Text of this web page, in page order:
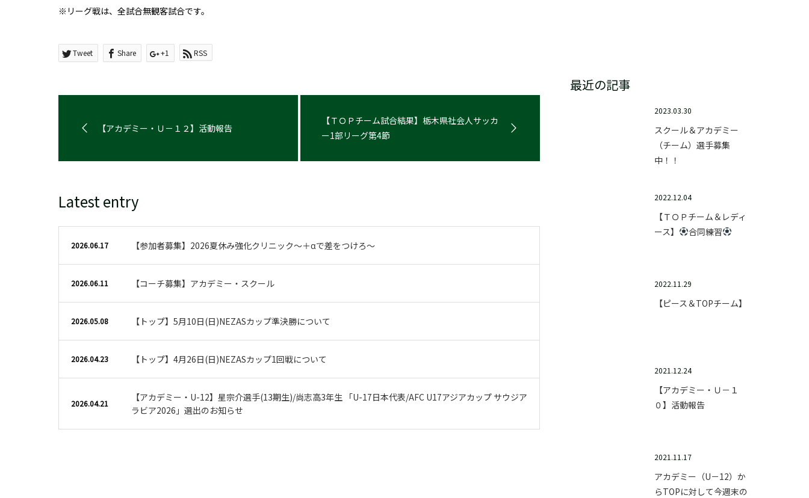
※リーグ戦は、全試合無観客試合です。
Tweet Share +1 RSS
【アカデミー・Ｕ－１２】活動報告
【ＴＯＰチーム試合結果】栃木県社会人サッカ
ー1部リーグ第4節
Latest entry
2026.06.17 【参加者募集】2026夏休み強化クリニック〜＋αで差をつけろ〜
2026.06.11 【コーチ募集】アカデミー・スクール
2026.05.08 【トップ】5月10日(日)NEZASカップ準決勝について
2026.04.23 【トップ】4月26日(日)NEZASカップ1回戦について
2026.04.21
【アカデミー・U-12】星宗介選手(13期生)/尚志高3年生 「U-17日本代表/AFC U17アジアカップ サウジア
ラビア2026」選出のお知らせ
最近の記事
2023.03.30
スクール＆アカデミー
（チーム）選手募集
中！！
2022.12.04
【ＴＯＰチーム＆レディ
ース】
合同練習
2022.11.29
【ピース＆TOPチーム】
2021.12.24
【アカデミー・Ｕ－１
０】活動報告
2021.11.17
アカデミー（U－12）か
らTOPに対して今週末の